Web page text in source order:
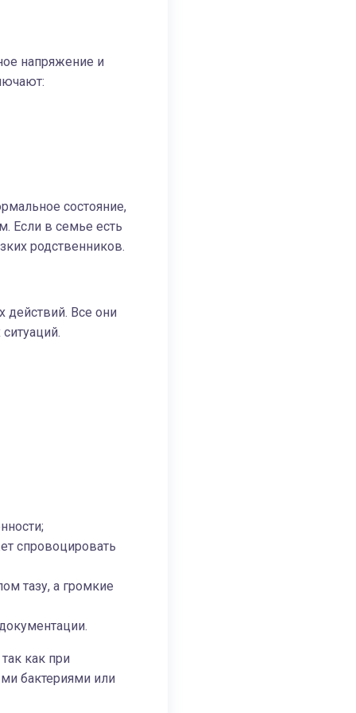
напряжение и
состояние,
Если в семье есть
родственников.
Все они
спровоцировать
тазу, а громкие
как при
бактериями или